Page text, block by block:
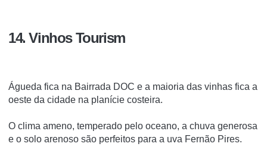
14. Vinhos Tourism
Águeda fica na Bairrada DOC e a maioria das vinhas fica a
oeste da cidade na planície costeira.
O clima ameno, temperado pelo oceano, a chuva generosa
e o solo arenoso são perfeitos para a uva Fernão Pires.